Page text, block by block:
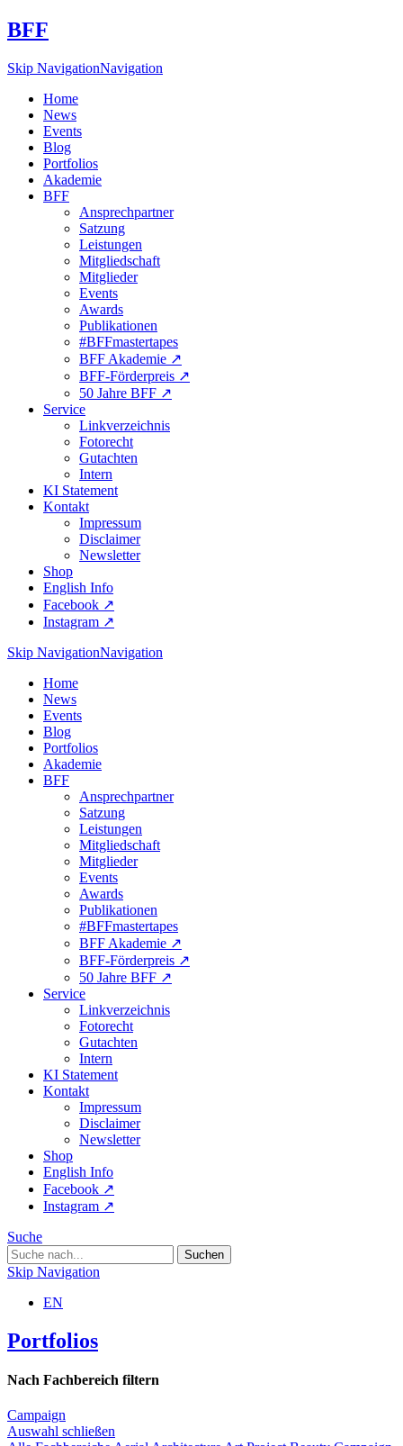
BFF
Skip NavigationNavigation
Home
News
Events
Blog
Portfolios
Akademie
BFF
Ansprechpartner
Satzung
Leistungen
Mitgliedschaft
Mitglieder
Events
Awards
Publikationen
#BFFmastertapes
BFF Akademie ↗︎
BFF-Förderpreis ↗︎
50 Jahre BFF ↗︎
Service
Linkverzeichnis
Fotorecht
Gutachten
Intern
KI Statement
Kontakt
Impressum
Disclaimer
Newsletter
Shop
English Info
Facebook ↗︎
Instagram ↗︎
Skip NavigationNavigation
Home
News
Events
Blog
Portfolios
Akademie
BFF
Ansprechpartner
Satzung
Leistungen
Mitgliedschaft
Mitglieder
Events
Awards
Publikationen
#BFFmastertapes
BFF Akademie ↗︎
BFF-Förderpreis ↗︎
50 Jahre BFF ↗︎
Service
Linkverzeichnis
Fotorecht
Gutachten
Intern
KI Statement
Kontakt
Impressum
Disclaimer
Newsletter
Shop
English Info
Facebook ↗︎
Instagram ↗︎
Suche
Skip Navigation
EN
Portfolios
Nach Fachbereich filtern
Campaign
Auswahl schließen